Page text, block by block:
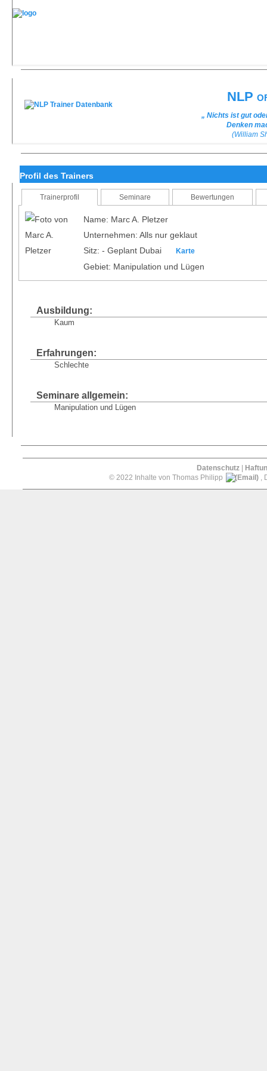
NLP
„ Nichts ist gut
Denken
(William
Profil des Trainers
Trainerprofil Seminare Bewertungen
Name: Marc A. Pletzer
Unternehmen: Alls nur geklaut
Sitz: - Geplant Dubai
Karte
Gebiet: Manipulation und Lügen
Ausbildung:
Kaum
Erfahrungen:
Schlechte
Seminare allgemein:
Manipulation und Lügen
Datenschutz
© 2022 Inhalte von Thomas Philipp
,